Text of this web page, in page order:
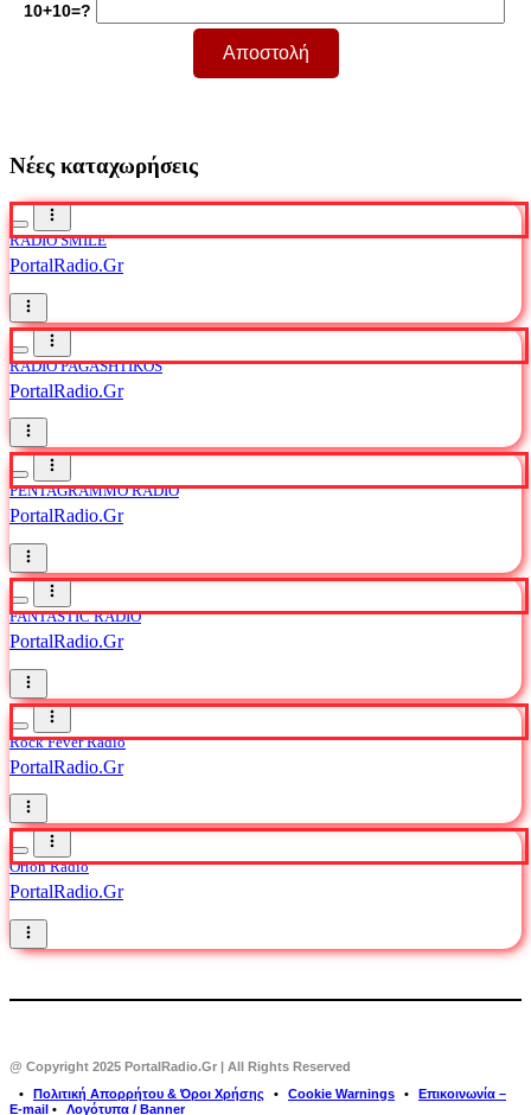
10+10=?
Νέες καταχωρήσεις
RADIO SMILE
PortalRadio.Gr
RADIO PAGASHTIKOS
PortalRadio.Gr
PENTAGRAMMO RADIO
PortalRadio.Gr
FANTASTIC RADIO
PortalRadio.Gr
Rock Fever Radio
PortalRadio.Gr
Orion Radio
PortalRadio.Gr
@ Copyright 2025 PortalRadio.Gr | All Rights Reserved
⠀•⠀ Πολιτική Απορρήτου & Όροι Χρήσης ⠀•⠀ Cookie Warnings ⠀•⠀ Επικοινωνία –
E-mail •⠀ Λογότυπα / Banner